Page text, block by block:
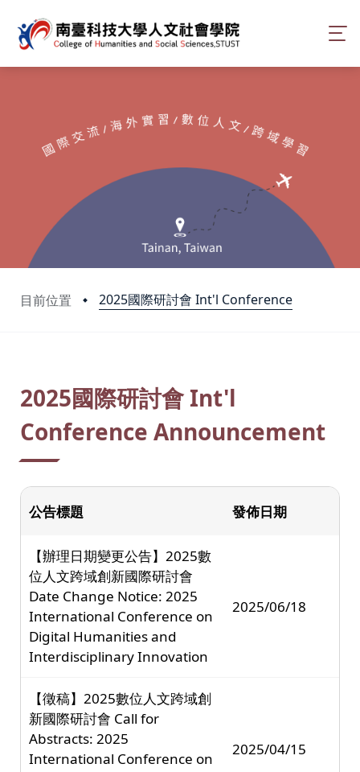
目前位置 2025國際研討會 Int'l Conference
2025國際研討會 Int'l
Conference Announcement
公告標題 發佈日期
【辦理日期變更公告】2025數
位人文跨域創新國際研討會
Date Change Notice: 2025
International Conference on
Digital Humanities and
Interdisciplinary Innovation
2025/06/18
【徵稿】2025數位人文跨域創
新國際研討會 Call for
Abstracts: 2025
International Conference on
2025/04/15